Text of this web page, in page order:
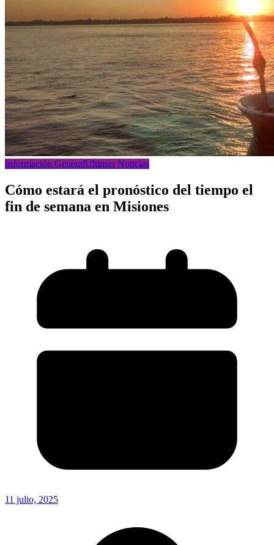
Información GeneralUltimas Noticias
Cómo estará el pronóstico del tiempo el
fin de semana en Misiones
11 julio, 2025